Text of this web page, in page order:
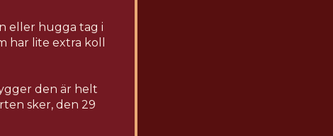
eller hugga tag i
har lite extra koll
den är helt
sker, den 29